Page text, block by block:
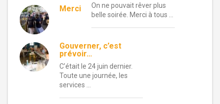
Merci
On ne pouvait rêver plus
belle soirée. Merci à tous …
Gouverner, c’est
prévoir…
C’était le 24 juin dernier.
Toute une journée, les
services …